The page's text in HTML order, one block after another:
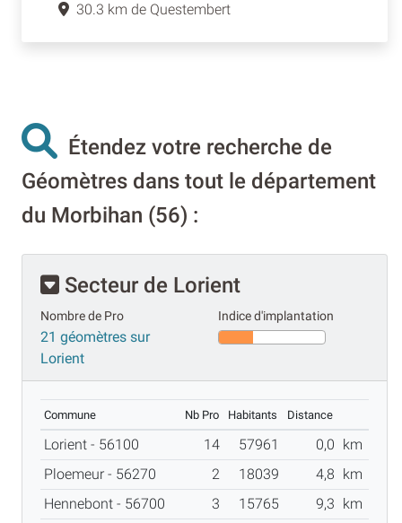
30.3 km de Questembert
Étendez votre recherche de
Géomètres dans tout le département
du Morbihan (56) :
Secteur de Lorient
Nombre de Pro
21 géomètres sur
Lorient
Indice d'implantation
Commune Nb Pro Habitants Distance
Lorient - 56100 14 57961 0,0 km
Ploemeur - 56270
2 18039 4,8 km
Hennebont - 56700
3 15765 9,3 km